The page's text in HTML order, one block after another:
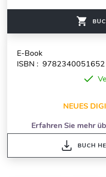
E-Book
ISBN : 9782340051652
NEUES
Erfahren Sie mehr
BUCH